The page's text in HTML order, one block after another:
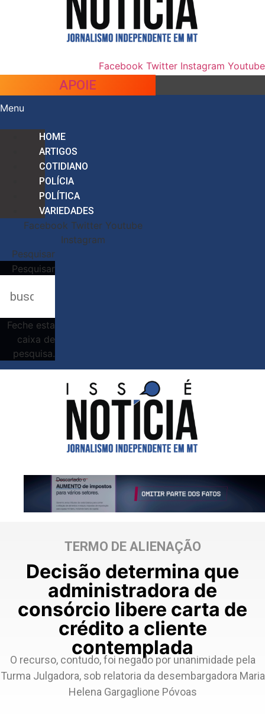
Facebook Twitter Instagram Youtube
APOIE
Menu
HOME
ARTIGOS
COTIDIANO
POLÍCIA
POLÍTICA
VARIEDADES
Facebook Twitter Youtube
Instagram
Pesquisar
Pesquisar
Feche esta
caixa de
pesquisa.
TERMO DE ALIENAÇÃO
Decisão determina que
administradora de
consórcio libere carta de
crédito a cliente
contemplada
O recurso, contudo, foi negado por unanimidade pela
Turma Julgadora, sob relatoria da desembargadora Maria
Helena Gargaglione Póvoas